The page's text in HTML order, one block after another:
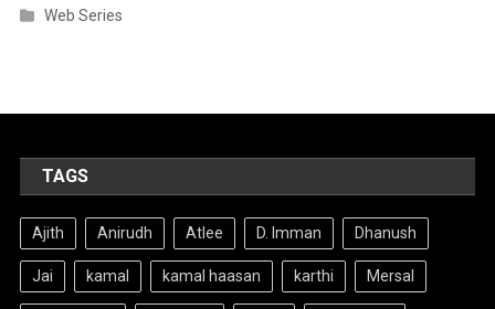
Web Series
TAGS
Ajith Anirudh Atlee D. Imman Dhanush
Jai kamal kamal haasan karthi Mersal